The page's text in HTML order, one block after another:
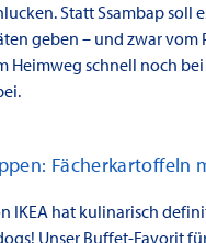
Statt Ssambap soll
geben – und zwar vom
Heimweg schnell noch
Fächerkartoffeln
IKEA hat kulinarisch
Unser Buffet-Favorit